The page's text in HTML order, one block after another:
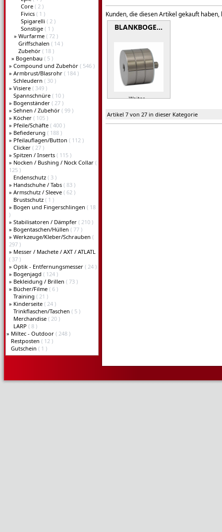
Core ( 2 )
Fivics ( 1 )
Spigarelli ( 2 )
Sonstige ( 1 )
» Wurfarme ( 72 )
Griffschalen ( 14 )
Zubehör ( 18 )
» Bogenbau ( 5 )
» Compound und Zubehör ( 546 )
» Armbrust/Blasrohr ( 184 )
Schleudern ( 30 )
» Visiere ( 349 )
Spannschnüre ( 10 )
» Bogenständer ( 27 )
» Sehnen / Zubehör ( 99 )
» Köcher ( 105 )
» Pfeile/Schäfte ( 400 )
» Befiederung ( 188 )
» Pfeilauflagen/Button ( 112 )
Clicker ( 27 )
» Spitzen / Inserts ( 115 )
» Nocken / Bushing / Nock Collar (
125 )
Endenschutz ( 3 )
» Handschuhe / Tabs ( 83 )
» Armschutz / Sleeve ( 62 )
Brustschutz ( 1 )
» Bogen und Fingerschlingen ( 18
)
» Stabilisatoren / Dämpfer ( 210 )
» Bogentaschen/Hüllen ( 77 )
» Werkzeuge/Kleber/Schrauben (
297 )
» Messer / Machete / AXT / ATLATL
( 37 )
» Optik - Entfernungsmesser ( 24 )
» Bogenjagd ( 124 )
» Bekleidung / Brillen ( 73 )
» Bücher/Filme ( 6 )
Training ( 21 )
» Kinderseite ( 24 )
Trinkflaschen/Taschen ( 5 )
Merchandise ( 20 )
LARP ( 8 )
» Miltec - Outdoor ( 248 )
Restposten ( 12 )
Gutschein ( 1 )
Kunden, die diesen Artikel gekauft haben,
BLANKBOGE…
Weiter »
Artikel 7 von 27 in dieser Kategorie